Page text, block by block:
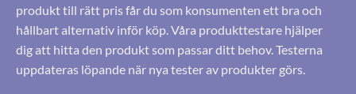
produkt till rätt pris får du som konsumenten ett bra och
hållbart alternativ inför köp. Våra produkttestare hjälper
dig att hitta den produkt som passar ditt behov. Testerna
uppdateras löpande när nya tester av produkter görs.